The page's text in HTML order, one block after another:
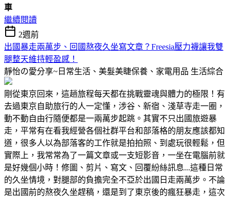
車
繼續閱讀
2週前
出國暴走兩萬步、回國熬夜久坐寫文章？Freesia壓力襪讓我雙
腿整天維持輕盈感！
靜怡の愛分享~日常生活、美髮美睫保養、家電用品 生活綜合
剛從東京回來，這趟旅程每天都在挑戰靈魂與體力的極限！有
去過東京自助旅行的人一定懂，涉谷、新宿、淺草寺走一圈，
動不動自由行隨便都是一兩萬步起跳。其實不只出國旅遊暴
走，平常有在看我經營各個社群平台和部落格的朋友應該都知
道，很多人以為部落客的工作就是拍拍照、到處玩很輕鬆，但
實際上，我常常為了一篇文章或一支短影音，一坐在電腦前就
是好幾個小時！修圖、剪片、寫文、回覆紛絲訊息...這種日常
的久坐情境，對腿部的負擔完全不亞於出國日走兩萬步。不論
是出國前的熬夜久坐趕稿，還是到了東京後的瘋狂暴走，這次